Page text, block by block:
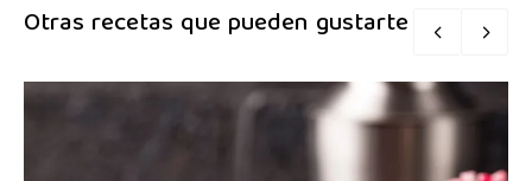
Otras recetas que pueden gustarte